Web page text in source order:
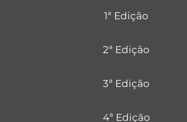
1ª Edição
2ª Edição
3ª Edição
4ª Edição